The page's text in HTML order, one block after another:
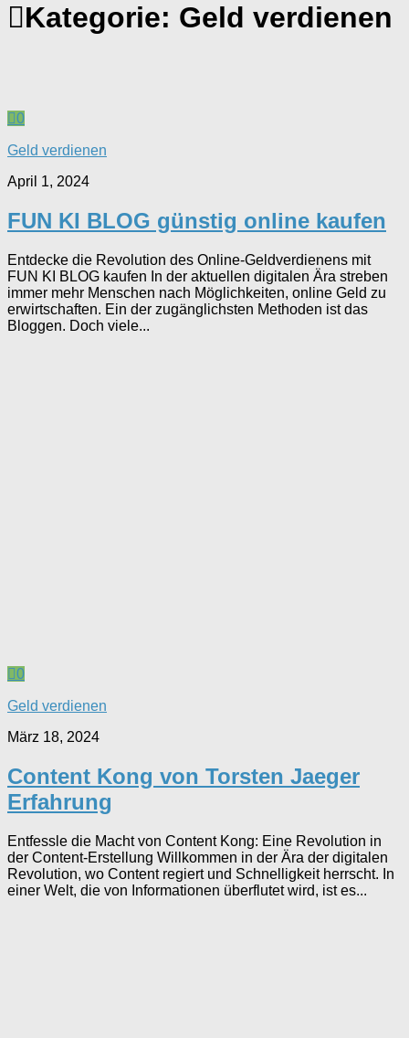
Kategorie: Geld verdienen
0
Geld verdienen
April 1, 2024
FUN KI BLOG günstig online kaufen
Entdecke die Revolution des Online-Geldverdienens mit
FUN KI BLOG kaufen In der aktuellen digitalen Ära streben
immer mehr Menschen nach Möglichkeiten, online Geld zu
erwirtschaften. Ein der zugänglichsten Methoden ist das
Bloggen. Doch viele...
0
Geld verdienen
März 18, 2024
Content Kong von Torsten Jaeger
Erfahrung
Entfessle die Macht von Content Kong: Eine Revolution in
der Content-Erstellung Willkommen in der Ära der digitalen
Revolution, wo Content regiert und Schnelligkeit herrscht. In
einer Welt, die von Informationen überflutet wird, ist es...